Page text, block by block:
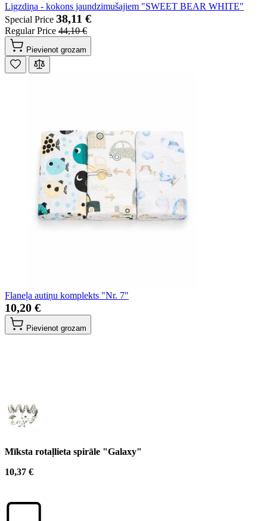
Ligzdiņa - kokons jaundzimušajiem "SWEET BEAR WHITE"
Special Price 38,11 €
Regular Price 44,10 €
Pievienot grozam
Flaneļa autiņu komplekts "Nr. 7"
10,20 €
Pievienot grozam
Mīksta rotaļlieta spirāle "Galaxy"
10,37 €